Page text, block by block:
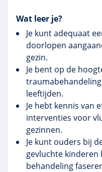
Wat leer je?
Je kunt adequaat
doorlopen
gezin.
Je bent op de
leeftijden.
Je hebt kennis van
interventies voor
gezinnen.
Je kunt ouders bij
gevluchte kinderen
behandeling